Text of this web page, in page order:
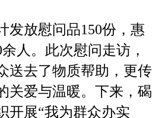
放慰问品150份，惠
人。此次慰问走访，
送去了物质帮助，更传
关爱与温暖。下来，碣
开展“我为群众办实